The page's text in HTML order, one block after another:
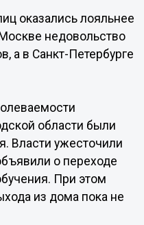
оказались лояльнее
недовольство
а в Санкт-Петербурге
области были
Власти ужесточили
о переходе
При этом
из дома пока не